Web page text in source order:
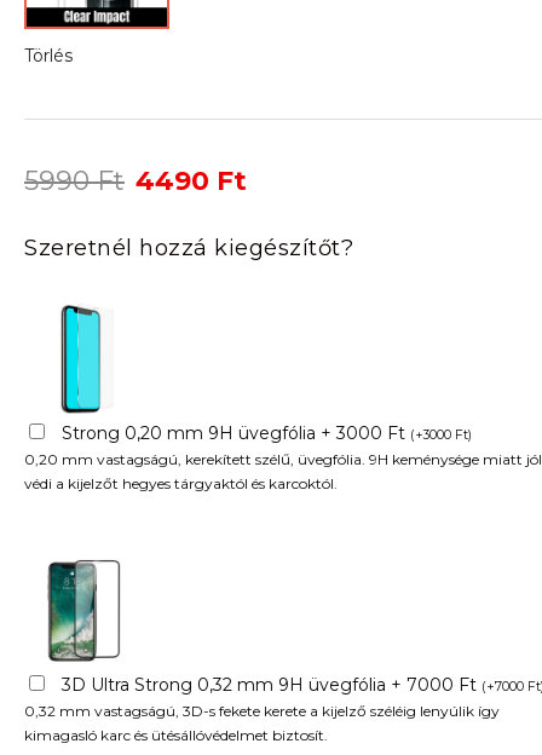
Törlés
5990Ft Original
was:
5990 Ft.
4490 Ft
is:
4490 Ft.
Szeretnél hozzá kiegészítőt?
Strong 0,20 mm 9H üvegfólia + 3000 Ft (+3000 Ft)
0,20 mm vastagságú, kerekített szélű, üvegfólia. 9H keménysége miatt jól
védi a kijelzőt hegyes tárgyaktól és karcoktól.
3D Ultra Strong 0,32 mm 9H üvegfólia + 7000 Ft (+7000 Ft
0,32 mm vastagságú, 3D-s fekete kerete a kijelző széléig lenyúlik így
kimagasló karc és ütésállóvédelmet biztosít.